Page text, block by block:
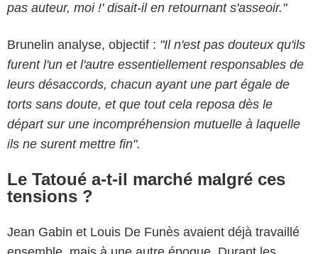
pas auteur, moi !' disait-il en retournant s'asseoir."
Brunelin analyse, objectif : "Il n'est pas douteux qu'ils
furent l'un et l'autre essentiellement responsables de
leurs désaccords, chacun ayant une part égale de
torts sans doute, et que tout cela reposa dès le
départ sur une incompréhension mutuelle à laquelle
ils ne surent mettre fin".
Le Tatoué a-t-il marché malgré ces
tensions ?
Jean Gabin et Louis De Funès avaient déjà travaillé